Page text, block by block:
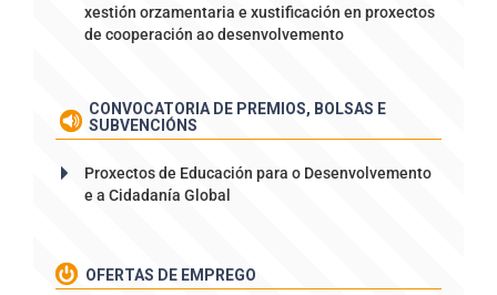
xestión orzamentaria e xustificación en proxectos
de cooperación ao desenvolvemento
CONVOCATORIA DE PREMIOS, BOLSAS E
SUBVENCIÓNS
Proxectos de Educación para o Desenvolvemento
e a Cidadanía Global
OFERTAS DE EMPREGO